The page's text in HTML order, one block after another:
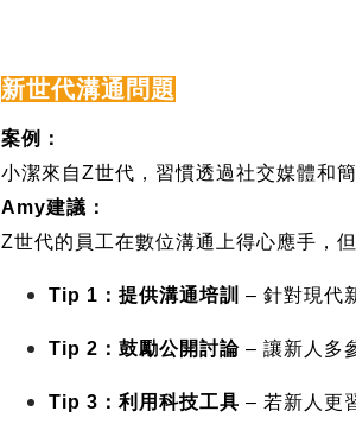
新世代溝通問題
案例：
小潔來自Z世代，習慣透過社交媒體和
Amy建議：
Z世代的員工在數位溝通上得心應手，
Tip 1 ：提供溝通培訓 – 針對現代
Tip 2 ：鼓勵公開討論 – 讓新人多
Tip 3 ：利用科技工具 – 若新人更